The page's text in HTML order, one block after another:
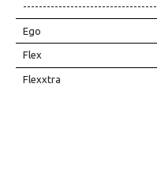
----------------------------------
Ego
Flex
Flexxtra